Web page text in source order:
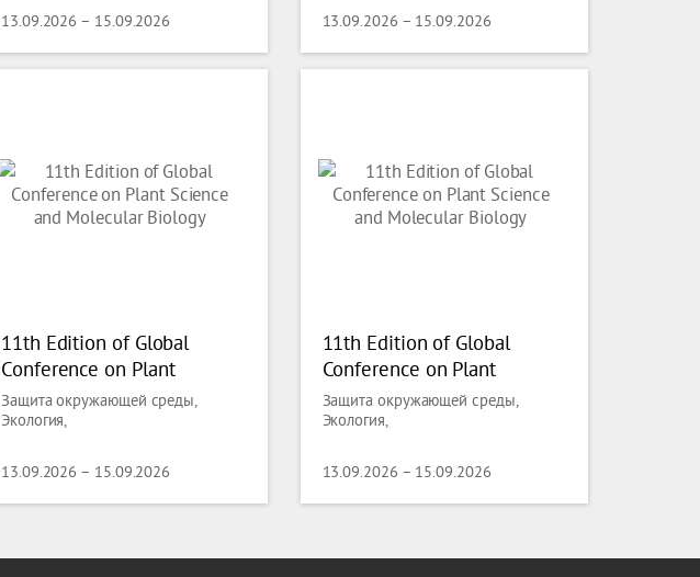
13.09.2026 – 15.09.2026 13.09.2026 – 15.09.2026
11th Edition of Global
Conference on Plant
Science and Molecular
Biology
Защита окружающей среды,
Экология,
13.09.2026 – 15.09.2026
11th Edition of Global
Conference on Plant
Science and Molecular
Biology
Защита окружающей среды,
Экология,
13.09.2026 – 15.09.2026